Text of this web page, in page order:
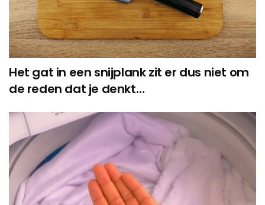
Het gat in een snijplank zit er dus niet om
de reden dat je denkt…